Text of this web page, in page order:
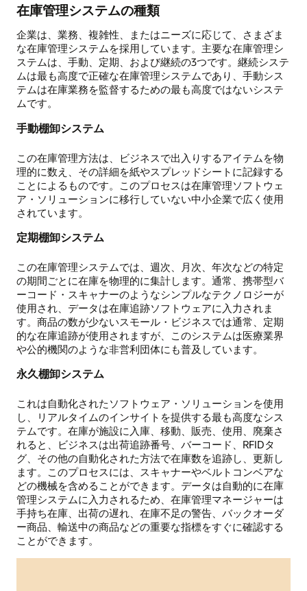
在庫管理システムの種類
企業は、業務、複雑性、またはニーズに応じて、さまざま
な在庫管理システムを採用しています。主要な在庫管理シ
ステムは、手動、定期、および継続の3つです。継続システ
ムは最も高度で正確な在庫管理システムであり、手動シス
テムは在庫業務を監督するための最も高度ではないシステ
ムです。
手動棚卸システム
この在庫管理方法は、ビジネスで出入りするアイテムを物
理的に数え、その詳細を紙やスプレッドシートに記録する
ことによるものです。このプロセスは在庫管理ソフトウェ
ア・ソリューションに移行していない中小企業で広く使用
されています。
定期棚卸システム
この在庫管理システムでは、週次、月次、年次などの特定
の期間ごとに在庫を物理的に集計します。通常、携帯型バ
ーコード・スキャナーのようなシンプルなテクノロジーが
使用され、データは在庫追跡ソフトウェアに入力されま
す。商品の数が少ないスモール・ビジネスでは通常、定期
的な在庫追跡が使用されますが、このシステムは医療業界
や公的機関のような非営利団体にも普及しています。
永久棚卸システム
これは自動化されたソフトウェア・ソリューションを使用
し、リアルタイムのインサイトを提供する最も高度なシス
テムです。在庫が施設に入庫、移動、販売、使用、廃棄さ
れると、ビジネスは出荷追跡番号、バーコード、RFIDタ
グ、その他の自動化された方法で在庫数を追跡し、更新し
ます。このプロセスには、スキャナーやベルトコンベアな
どの機械を含めることができます。データは自動的に在庫
管理システムに入力されるため、在庫管理マネージャーは
手持ち在庫、出荷の遅れ、在庫不足の警告、バックオーダ
ー商品、輸送中の商品などの重要な指標をすぐに確認する
ことができます。